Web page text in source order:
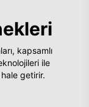
kapsamlı
ile
hale getirir.